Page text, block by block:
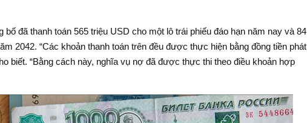
bố đã thanh toán 565 triệu USD cho một lô trái phiếu đáo hạn năm nay và 84
2042. “Các khoản thanh toán trên đều được thực hiện bằng đồng tiền phát
biết. “Bằng cách này, nghĩa vụ nợ đã được thực thi theo điều khoản hợp